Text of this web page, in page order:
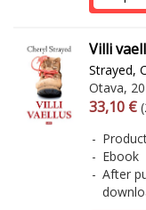
Villi
Strayed,
Otava,
33,10 €
Ebook
After